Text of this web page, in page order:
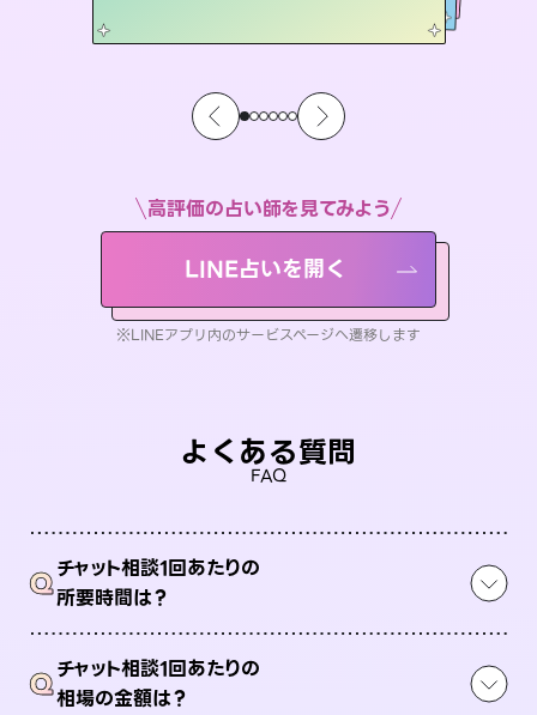
高評価の占い師を見てみよう
LINE占いを開く
※LINEアプリ内のサービスページへ遷移します
よくある質問
FAQ
Qチャット相談1回あたりの
所要時間は？
Qチャット相談1回あたりの
相場の金額は？